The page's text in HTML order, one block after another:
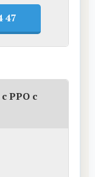
47
РРО с